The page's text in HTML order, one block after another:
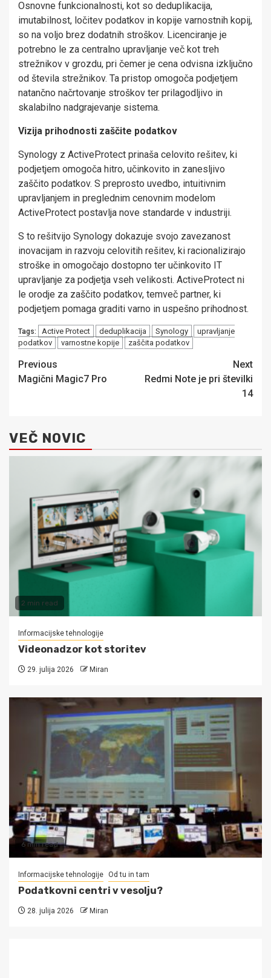
Osnovne funkcionalnosti, kot so deduplikacija,
imutabilnost, ločitev podatkov in kopije varnostnih kopij,
so na voljo brez dodatnih stroškov. Licenciranje je
potrebno le za centralno upravljanje več kot treh
strežnikov v grozdu, pri čemer je cena odvisna izključno
od števila strežnikov. Ta pristop omogoča podjetjem
natančno načrtovanje stroškov ter prilagodljivo in
skalabilno nadgrajevanje sistema.
Vizija prihodnosti zaščite podatkov
Synology z ActiveProtect prinaša celovito rešitev, ki
podjetjem omogoča hitro, učinkovito in zanesljivo
zaščito podatkov. S preprosto uvedbo, intuitivnim
upravljanjem in preglednim cenovnim modelom
ActiveProtect postavlja nove standarde v industriji.
S to rešitvijo Synology dokazuje svojo zavezanost
inovacijam in razvoju celovitih rešitev, ki racionalizirajo
stroške in omogočajo dostopno ter učinkovito IT
upravljanje za podjetja vseh velikosti. ActiveProtect ni
le orodje za zaščito podatkov, temveč partner, ki
podjetjem pomaga graditi varno in uspešno prihodnost.
Tags: Active Protect deduplikacija Synology
upravljanje
podatkov
varnostne kopije zaščita podatkov
Post
navigation
Previous
Magični Magic7 Pro
Next
Redmi Note je pri številki
14
VEČ NOVIC
2 min read
Informacijske tehnologije
Videonadzor kot storitev
29. julija 2026 Miran
6 min read
Informacijske tehnologije Od tu in tam
Podatkovni centri v vesolju?
28. julija 2026 Miran